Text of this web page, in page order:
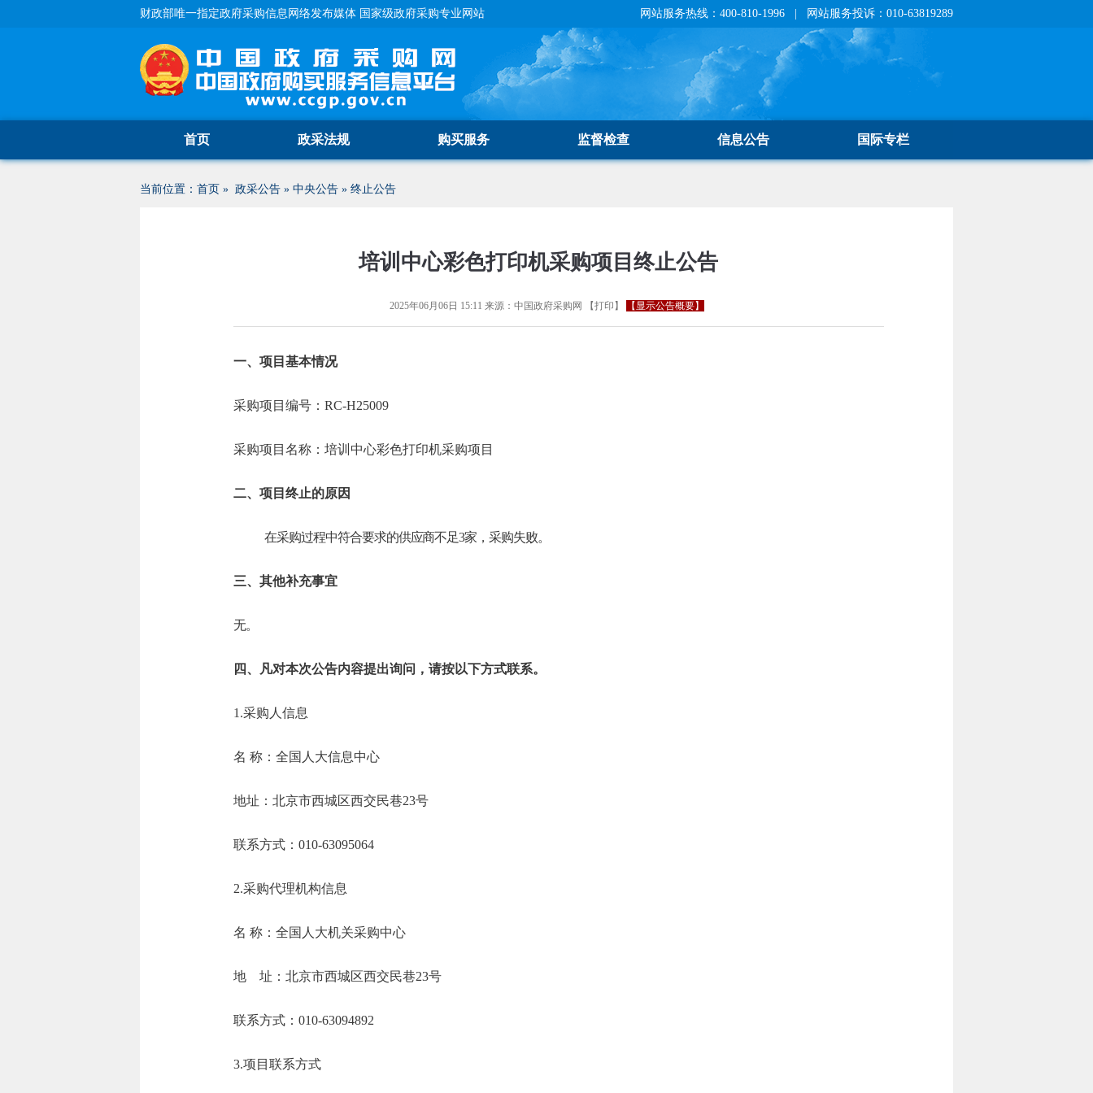
财政部唯一指定政府采购信息网络发布媒体 国家级政府采购专业网站 网站服务热线：400-810-1996 | 网站服务投诉：010-63819289
首页 政采法规 购买服务 监督检查 信息公告 国际专栏
当前位置： 首页 » 政采公告 » 中央公告 » 终止公告
培训中心彩色打印机采购项目终止公告
2025年06月06日 15:11 来源： 中国政府采购网 【打印 】 【显示公告概要】
一、项目基本情况
采购项目编号：RC-H25009
采购项目名称：培训中心彩色打印机采购项目
二、项目终止的原因
在采购过程中符合要求的供应商不足3家，采购失败。
三、其他补充事宜
无。
四、凡对本次公告内容提出询问，请按以下方式联系。
1.采购人信息
名 称：全国人大信息中心
地址：北京市西城区西交民巷23号
联系方式：010-63095064
2.采购代理机构信息
名 称：全国人大机关采购中心
地 址：北京市西城区西交民巷23号
联系方式：010-63094892
3.项目联系方式